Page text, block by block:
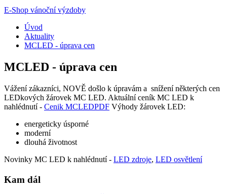
E-Shop vánoční výzdoby
Úvod
Aktuality
MCLED - úprava cen
MCLED - úprava cen
Vážení zákazníci, NOVĚ došlo k úpravám a snížení některých cen
LEDkových žárovek MC LED. Aktuální ceník MC LED k
nahlédnutí - Cenik MCLEDPDF Výhody žárovek LED:
energeticky úsporné
moderní
dlouhá životnost
Novinky MC LED k nahlédnutí - LED zdroje, LED osvětlení
Kam dál